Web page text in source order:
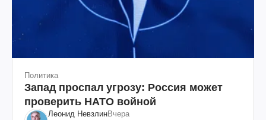
Политика
Запад проспал угрозу: Россия может
проверить НАТО войной
Леонид НевзлинВчера